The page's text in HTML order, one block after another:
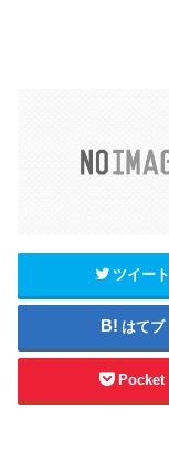
ツイート
はてブ
Pocket